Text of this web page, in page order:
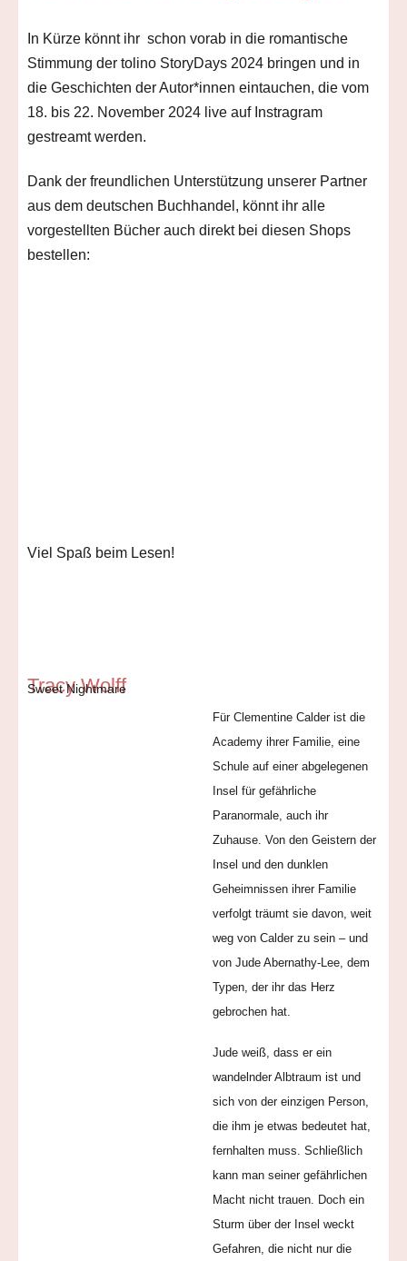
In Kürze könnt ihr schon vorab in die romantische
Stimmung der tolino StoryDays 2024 bringen und in
die Geschichten der Autor*innen eintauchen, die vom
18. bis 22. November 2024 live auf Instragram
gestreamt werden.
Dank der freundlichen Unterstützung unserer Partner
aus dem deutschen Buchhandel, könnt ihr alle
vorgestellten Bücher auch direkt bei diesen Shops
bestellen:
Viel Spaß beim Lesen!
Tracy Wolff
Sweet Nightmare
Für Clementine Calder ist die
Academy ihrer Familie, eine
Schule auf einer abgelegenen
Insel für gefährliche
Paranormale, auch ihr
Zuhause. Von den Geistern der
Insel und den dunklen
Geheimnissen ihrer Familie
verfolgt träumt sie davon, weit
weg von Calder zu sein – und
von Jude Abernathy-Lee, dem
Typen, der ihr das Herz
gebrochen hat.
Jude weiß, dass er ein
wandelnder Albtraum ist und
sich von der einzigen Person,
die ihm je etwas bedeutet hat,
fernhalten muss. Schließlich
kann man seiner gefährlichen
Macht nicht trauen. Doch ein
Sturm über der Insel weckt
Gefahren, die nicht nur die